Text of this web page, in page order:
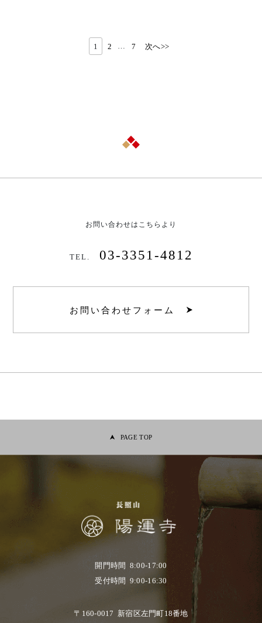
1 2 … 7 次へ>>
お問い合わせはこちらより
TEL. 03-3351-4812
お問い合わせフォーム
PAGE TOP
開門時間 8:00-17:00
受付時間 9:00-16:30
〒160-0017 新宿区左門町18番地